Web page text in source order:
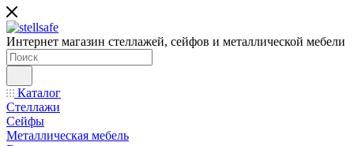
Интернет магазин стеллажей, сейфов и металлической мебели
Каталог
Стеллажи
Сейфы
Металлическая мебель